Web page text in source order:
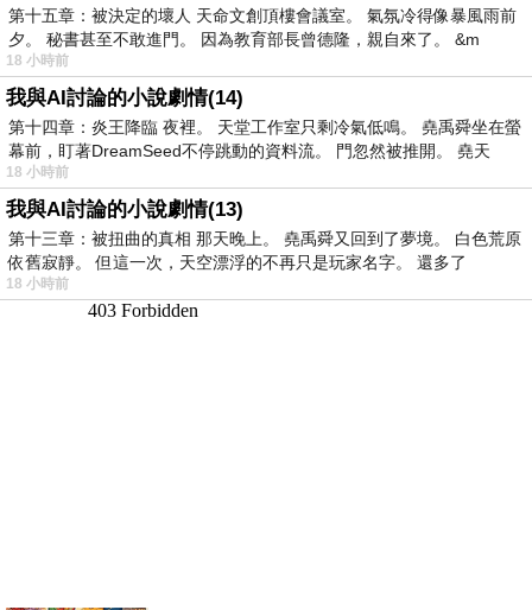
第十五章：被決定的壞人 天命文創頂樓會議室。 氣氛冷得像暴風雨前
夕。 秘書甚至不敢進門。 因為教育部長曾德隆，親自來了。 &m
18 小時前
我與AI討論的小說劇情(14)
第十四章：炎王降臨 夜裡。 天堂工作室只剩冷氣低鳴。 堯禹舜坐在螢
幕前，盯著DreamSeed不停跳動的資料流。 門忽然被推開。 堯天
18 小時前
我與AI討論的小說劇情(13)
第十三章：被扭曲的真相 那天晚上。 堯禹舜又回到了夢境。 白色荒原
依舊寂靜。 但這一次，天空漂浮的不再只是玩家名字。 還多了
18 小時前